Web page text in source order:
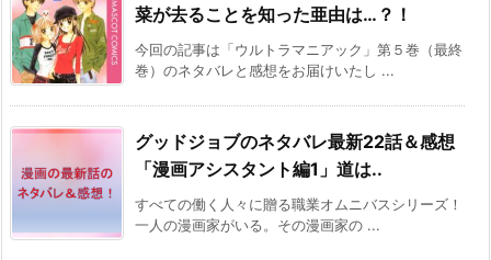
菜が去ることを知った亜由は…？！
今回の記事は「ウルトラマニアック」第５巻（最終
巻）のネタバレと感想をお届けいたし ...
グッドジョブのネタバレ最新22話＆感想
「漫画アシスタント編1」道は..
すべての働く人々に贈る職業オムニバスシリーズ！
一人の漫画家がいる。その漫画家の ...